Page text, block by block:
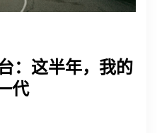
：这半年，我的
代